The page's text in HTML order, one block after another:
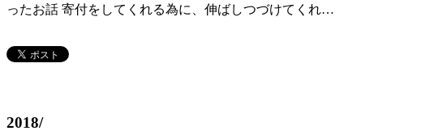
ったお話 寄付をしてくれる為に、伸ばしつづけてくれ…
2018/